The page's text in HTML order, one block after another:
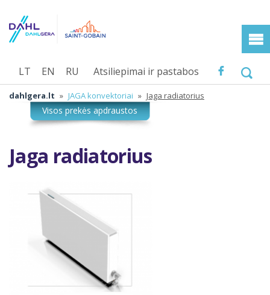
Atsiliepimai ir pastabos
LT EN RU
dahlgera.lt » JAGA konvektoriai » Jaga radiatorius
Jaga radiatorius